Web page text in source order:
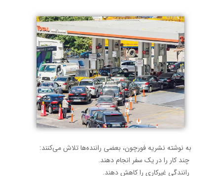
به نوشته نشریه فورچون، بعضی راننده‌ها تلاش می‌کنند:
چند کار را در یک سفر انجام دهند.
رانندگی غیرکاری را کاهش دهند.